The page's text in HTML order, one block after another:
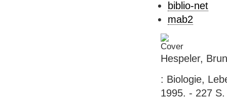
biblio-net
mab2
Hespeler,
: Biologie,
1995. - 227